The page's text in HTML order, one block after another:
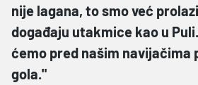
nije lagana, to smo već
događaju utakmice kao u
ćemo pred našim navijačima
gola."